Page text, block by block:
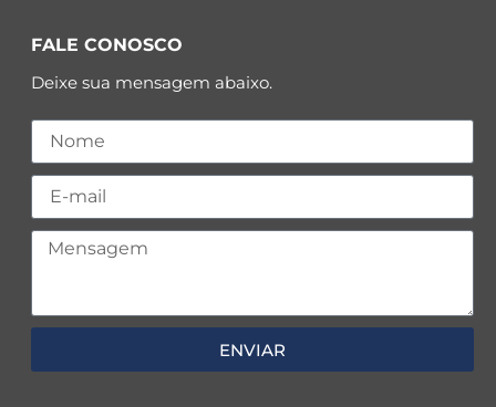
FALE CONOSCO
Deixe sua mensagem abaixo.
ENVIAR